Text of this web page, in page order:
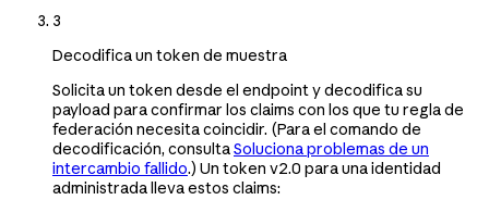
3
Decodifica un token de muestra
Solicita un token desde el endpoint y decodifica su
payload para confirmar los claims con los que tu regla de
federación necesita coincidir. (Para el comando de
decodificación, consultaSoluciona problemas de un
intercambio fallido.) Un token v2.0 para una identidad
administrada lleva estos claims: